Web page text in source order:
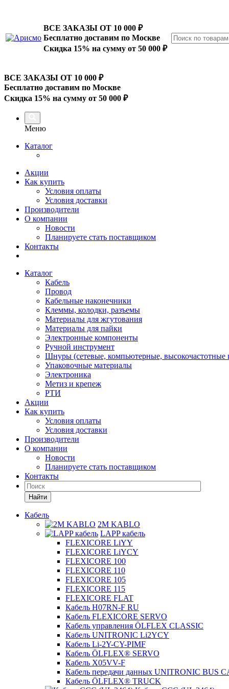
ВСЕ ЗАКАЗЫ ОТ 10 000 ₽
Бесплатно доставим по Москве
Скидка 15% на сумму от 50 000 ₽
ВСЕ ЗАКАЗЫ ОТ 10 000 ₽
Бесплатно доставим по Москве
Скидка 15% на сумму от 50 000 ₽
Меню
Каталог
Акции
Как купить
Условия оплаты
Условия доставки
Производители
О компании
Новости
Планируете стать поставщиком
Контакты
Каталог
Кабель
Провод
Кабельные наконечники
Клеммы, колодки, разъемы
Материалы для жгутования
Материалы для пайки
Электронные компоненты
Ручной инструмент
Шнуры (сетевые, компьютерные, высокочастотные
Упаковочные материалы
Электроника
Метиз и крепеж
РТИ
Акции
Как купить
Условия оплаты
Условия доставки
Производители
О компании
Новости
Планируете стать поставщиком
Контакты
Найти
Кабель
2M KABLO
LAPP кабель
FLEXICORE LiYY
FLEXICORE LiYCY
FLEXICORE 100
FLEXICORE 110
FLEXICORE 105
FLEXICORE 115
FLEXICORE FLAT
Кабель H07RN-F RU
Кабель FLEXICORE SERVO
Кабель управления ÖLFLEX CLASSIC
Кабель UNITRONIC Li2YCY
Кабель Li-2Y-CY-PIMF
Кабель ÖLFLEX® SERVO
Кабель X05VV-F
Кабель передачи данных UNITRONIC BUS
Кабель ÖLFLEX® TRUCK